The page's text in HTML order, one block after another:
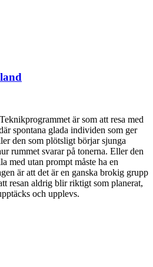
är som att resa med
spontana glada individen som ger
den som plötsligt börjar sjunga
rummet svarar på tonerna. Eller den
med utan prompt måste ha en
är att det är en ganska brokig grupp
resan aldrig blir riktigt som planerat,
och upplevs.